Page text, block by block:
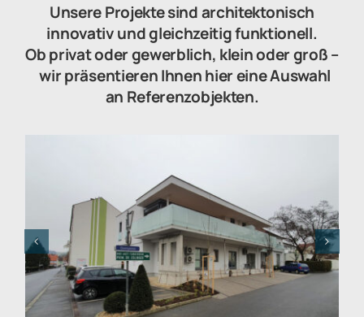
Unsere Projekte sind architektonisch
innovativ und gleichzeitig funktionell.
Ob privat oder gewerblich, klein oder groß –
wir präsentieren Ihnen hier eine Auswahl
an Referenzobjekten.